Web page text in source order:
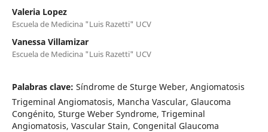
Valeria Lopez
Escuela de Medicina "Luis Razetti" UCV
Vanessa Villamizar
Escuela de Medicina "Luis Razetti" UCV
Palabras clave: Síndrome de Sturge Weber, Angiomatosis
Trigeminal Angiomatosis, Mancha Vascular, Glaucoma
Congénito, Sturge Weber Syndrome, Trigeminal
Angiomatosis, Vascular Stain, Congenital Glaucoma